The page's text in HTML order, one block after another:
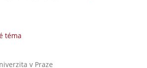
téma
v Praze